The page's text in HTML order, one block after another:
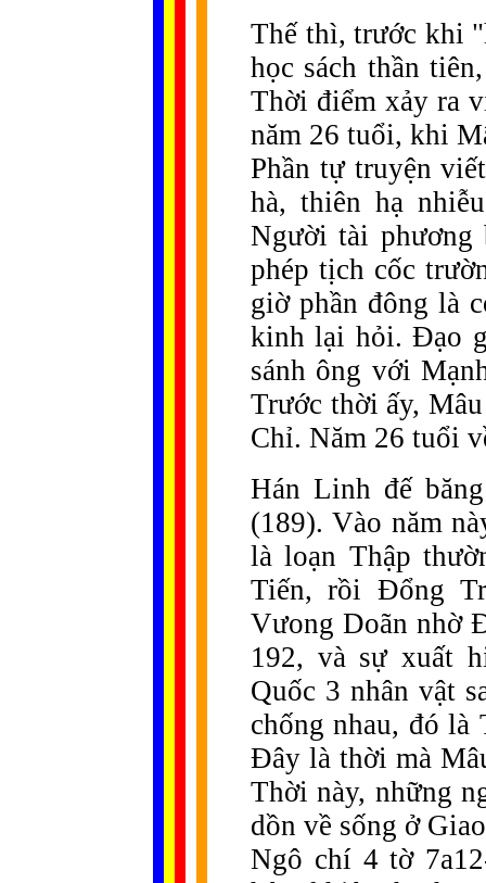
Thế thì, trước khi
học sách thần
Thời điểm xảy ra
năm 26 tuổi, khi
Phần tự truyện
hà, thiên hạ
Người tài phương
phép tịch cốc
giờ phần đông là
kinh lại hỏi. Đạo
sánh ông với
Trước thời ấy,
Chỉ. Năm 26 tuổi
Hán Linh đế
(189). Vào năm
là loạn Thập
Tiến, rồi Đổng
Vưong Doãn nhờ
192, và sự xuất
Quốc 3 nhân vật
chống nhau, đó
Đây là thời mà
Thời này, những
dồn về sống ở
Ngô chí 4 tờ